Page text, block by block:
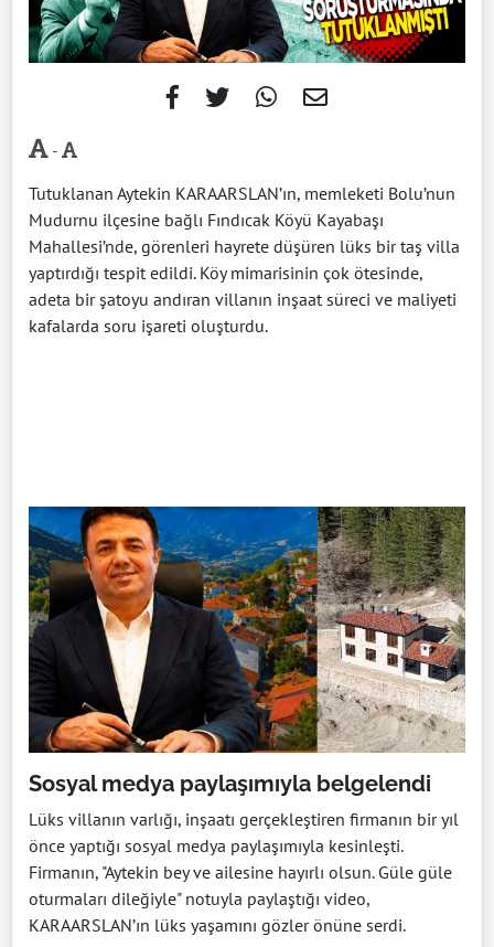
-
Tutuklanan Aytekin KARAARSLAN’ın, memleketi Bolu’nun
Mudurnu ilçesine bağlı Fındıcak Köyü Kayabaşı
Mahallesi’nde, görenleri hayrete düşüren lüks bir taş villa
yaptırdığı tespit edildi. Köy mimarisinin çok ötesinde,
adeta bir şatoyu andıran villanın inşaat süreci ve maliyeti
kafalarda soru işareti oluşturdu.
Sosyal medya paylaşımıyla belgelendi
Lüks villanın varlığı, inşaatı gerçekleştiren firmanın bir yıl
önce yaptığı sosyal medya paylaşımıyla kesinleşti.
Firmanın, "Aytekin bey ve ailesine hayırlı olsun. Güle güle
oturmaları dileğiyle" notuyla paylaştığı video,
KARAARSLAN’ın lüks yaşamını gözler önüne serdi.